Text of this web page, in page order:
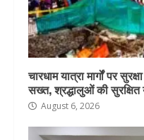
चारधाम यात्रा मार्गों पर
सख्त, श्रद्धालुओं की
August 6, 2026